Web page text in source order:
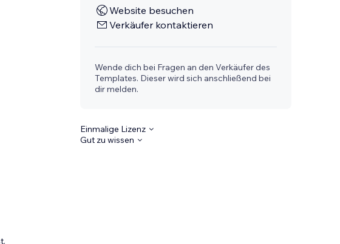
Website besuchen
Verkäufer kontaktieren
Wende dich bei Fragen an den Verkäufer des
Templates. Dieser wird sich anschließend bei
dir melden.
Einmalige Lizenz
Gut zu wissen